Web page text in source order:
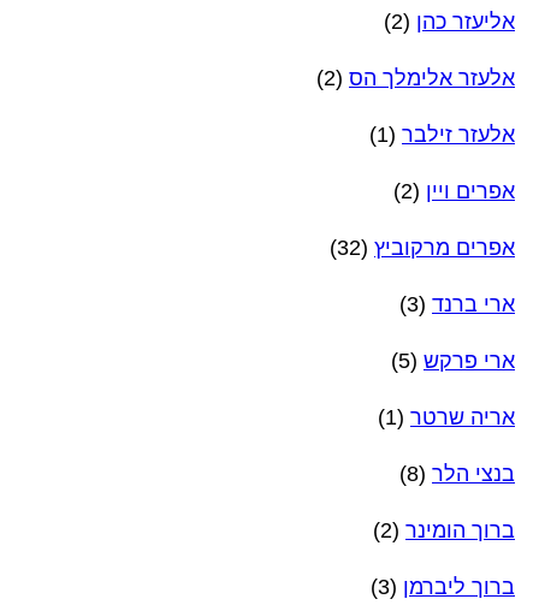
אליעזר כהן (2)
אלעזר אלימלך הס (2)
אלעזר זילבר (1)
אפרים ויין (2)
אפרים מרקוביץ (32)
ארי ברנד (3)
ארי פרקש (5)
אריה שרטר (1)
בנצי הלר (8)
ברוך הומינר (2)
ברוך ליברמן (3)